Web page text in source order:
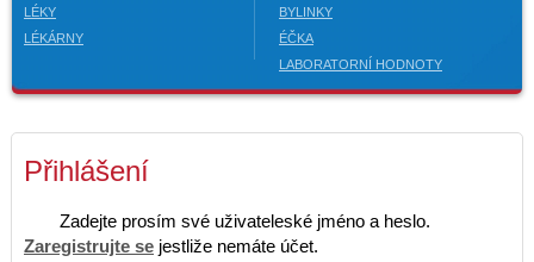
LÉKY
LÉKÁRNY
BYLINKY
ÉČKA
LABORATORNÍ HODNOTY
Přihlášení
Zadejte prosím své uživateleské jméno a heslo.
Zaregistrujte se jestliže nemáte účet.